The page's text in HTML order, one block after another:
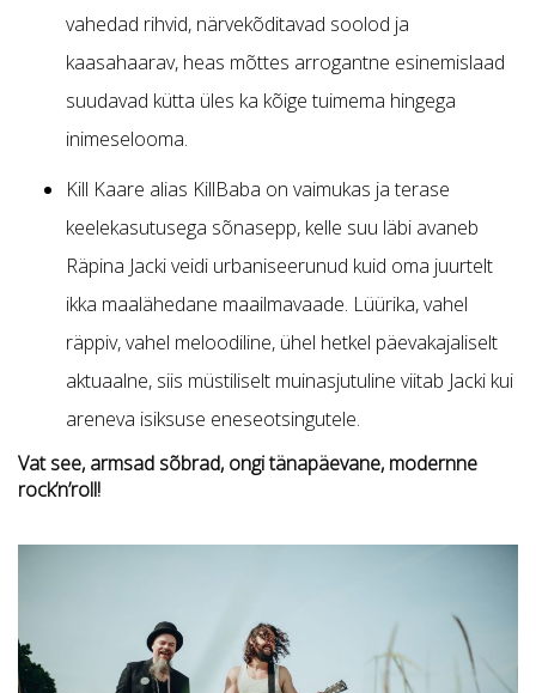
vahedad rihvid, närvekõditavad soolod ja
kaasahaarav, heas mõttes arrogantne esinemislaad
suudavad kütta üles ka kõige tuimema hingega
inimeselooma.
Kill Kaare alias KillBaba on vaimukas ja terase
keelekasutusega sõnasepp, kelle suu läbi avaneb
Räpina Jacki veidi urbaniseerunud kuid oma juurtelt
ikka maalähedane maailmavaade. Lüürika, vahel
räppiv, vahel meloodiline, ühel hetkel päevakajaliselt
aktuaalne, siis müstiliselt muinasjutuline viitab Jacki kui
areneva isiksuse eneseotsingutele.
Vat see, armsad sõbrad, ongi tänapäevane, modernne
rock’n’roll!